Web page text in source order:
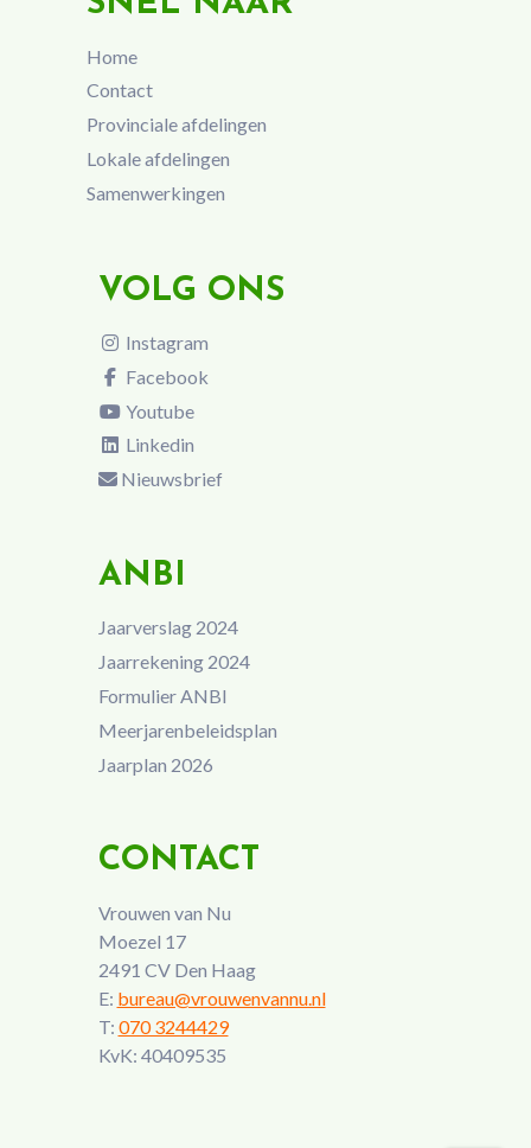
Home
Contact
Provinciale afdelingen
Lokale afdelingen
Samenwerkingen
VOLG ONS
Instagram
Facebook
Youtube
Linkedin
Nieuwsbrief
ANBI
Jaarverslag 2024
Jaarrekening 2024
Formulier ANBI
Meerjarenbeleidsplan
Jaarplan 2026
CONTACT
Vrouwen van Nu
Moezel 17
2491 CV Den Haag
E: bureau@vrouwenvannu.nl
T: 070 3244429
KvK: 40409535